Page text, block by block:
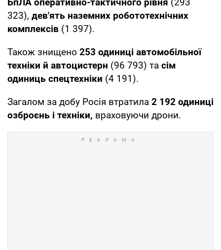
323), дев'ять наземних робототехнічних
комплексів (1 397).
Також знищено 253 одиниці автомобільної
техніки й автоцистерн (96 793) та сім
одиниць спецтехніки (4 191).
Загалом за добу Росія втратила 2 192 одиниці
озброєнь і техніки, враховуючи дрони.